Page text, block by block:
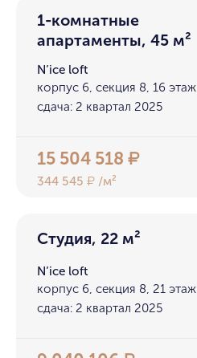
1-комнатные
апартаменты, 45 м²
N’ice loft
корпус 6, секция 8, 16 этаж
сдача: 2 квартал 2025
15 504 518₽
344 545₽ /м²
Студия, 22 м²
N’ice loft
корпус 6, секция 8, 21 этаж
сдача: 2 квартал 2025